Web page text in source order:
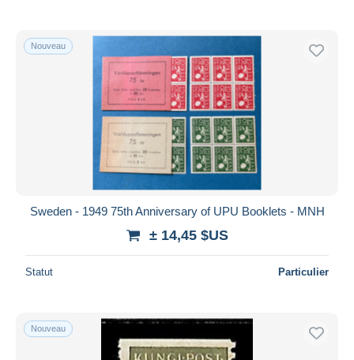
Nouveau
Sweden - 1949 75th Anniversary of UPU Booklets - MNH
± 14,45 $US
Statut Particulier
Nouveau